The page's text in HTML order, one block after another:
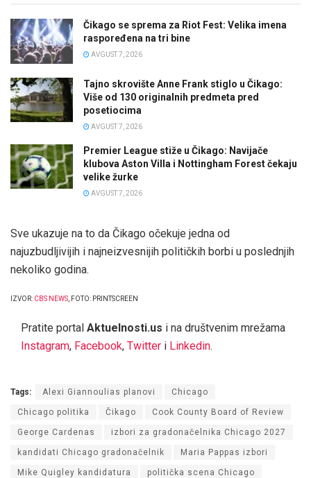
Čikago se sprema za Riot Fest: Velika imena
raspoređena na tri bine
AVGUST 7, 2026
Tajno skrovište Anne Frank stiglo u Čikago:
Više od 130 originalnih predmeta pred
posetiocima
AVGUST 7, 2026
Premier League stiže u Čikago: Navijače
klubova Aston Villa i Nottingham Forest čekaju
velike žurke
AVGUST 7, 2026
Sve ukazuje na to da Čikago očekuje jedna od
najuzbudljivijih i najneizvesnijih političkih borbi u poslednjih
nekoliko godina.
IZVOR: CBS NEWS , FOTO: PRINTSCREEN
Pratite portal Aktuelnosti.us i na društvenim mrežama
Instagram, Facebook, Twitter i Linkedin.
Tags: Alexi Giannoulias planovi Chicago
Chicago politika Čikago Cook County Board of Review
George Cardenas izbori za gradonačelnika Chicago 2027
kandidati Chicago gradonačelnik Maria Pappas izbori
Mike Quigley kandidatura politička scena Chicago